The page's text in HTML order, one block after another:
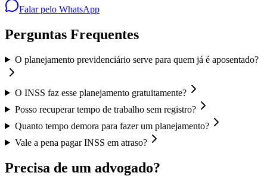
Falar pelo WhatsApp
Perguntas Frequentes
O planejamento previdenciário serve para quem já é aposentado?
O INSS faz esse planejamento gratuitamente?
Posso recuperar tempo de trabalho sem registro?
Quanto tempo demora para fazer um planejamento?
Vale a pena pagar INSS em atraso?
Precisa de um advogado?